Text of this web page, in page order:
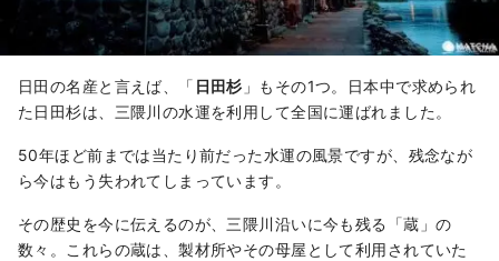
日田の名産と言えば、「 日田杉 」もその1つ。日本中で求められ
た日田杉は、三隈川の水運を利用して全国に運ばれました。
50年ほど前までは当たり前だった水運の風景ですが、残念なが
ら今はもう失われてしまっています。
その歴史を今に伝えるのが、三隈川沿いに今も残る「蔵」の
数々。これらの蔵は、製材所やその母屋として利用されていた